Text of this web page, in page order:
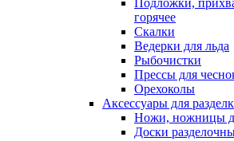
Подложки,
горячее
Скалки
Ведерки для льда
Рыбочистки
Прессы для
Орехоколы
Аксессуары для
Ножи, ножницы
Доски